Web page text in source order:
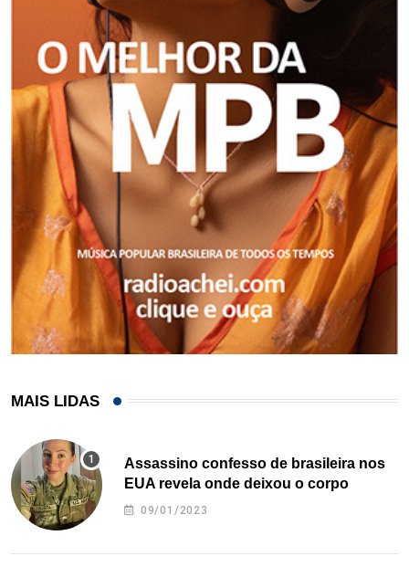
MAIS LIDAS
Assassino confesso de brasileira nos
EUA revela onde deixou o corpo
09/01/2023